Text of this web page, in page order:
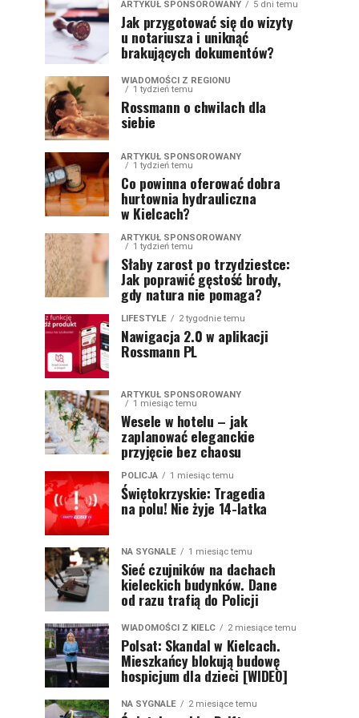
ARTYKUŁ SPONSOROWANY 5 dni temu
Jak przygotować się do wizyty
u notariusza i uniknąć
brakujących dokumentów?
WIADOMOŚCI Z REGIONU
1 tydzień temu
Rossmann o chwilach dla
siebie
ARTYKUŁ SPONSOROWANY
1 tydzień temu
Co powinna oferować dobra
hurtownia hydrauliczna
w Kielcach?
ARTYKUŁ SPONSOROWANY
1 tydzień temu
Słaby zarost po trzydziestce:
Jak poprawić gęstość brody,
gdy natura nie pomaga?
LIFESTYLE 2 tygodnie temu
Nawigacja 2.0 w aplikacji
Rossmann PL
ARTYKUŁ SPONSOROWANY
1 miesiąc temu
Wesele w hotelu – jak
zaplanować eleganckie
przyjęcie bez chaosu
POLICJA 1 miesiąc temu
Świętokrzyskie: Tragedia
na polu! Nie żyje 14-latka
NA SYGNALE 1 miesiąc temu
Sieć czujników na dachach
kieleckich budynków. Dane
od razu trafią do Policji
WIADOMOŚCI Z KIELC 2 miesiące temu
Polsat: Skandal w Kielcach.
Mieszkańcy blokują budowę
hospicjum dla dzieci [WIDEO]
NA SYGNALE 2 miesiące temu